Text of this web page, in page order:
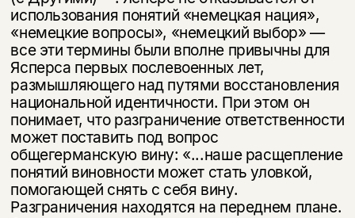
использования понятий «немецкая нация»,
«немецкие вопросы», «немецкий выбор» —
все эти термины были вполне привычны для
Ясперса первых послевоенных лет,
размышляющего над путями восстановления
национальной идентичности. При этом он
понимает, что разграничение ответственности
может поставить под вопрос
общегерманскую вину: «...наше расщепление
понятий виновности может стать уловкой,
помогающей снять с себя вину.
Разграничения нахо­дятся на переднем плане.
Этой книги временно